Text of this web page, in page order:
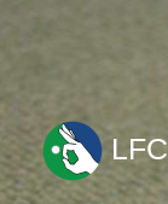
ir
LFC